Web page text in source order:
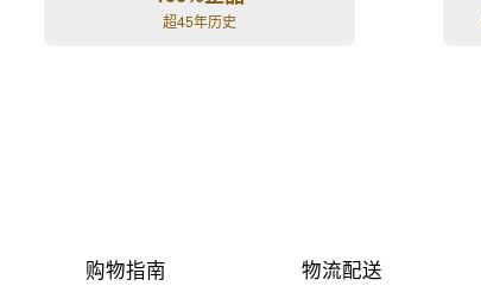
超45年历史
购物指南 物流配送